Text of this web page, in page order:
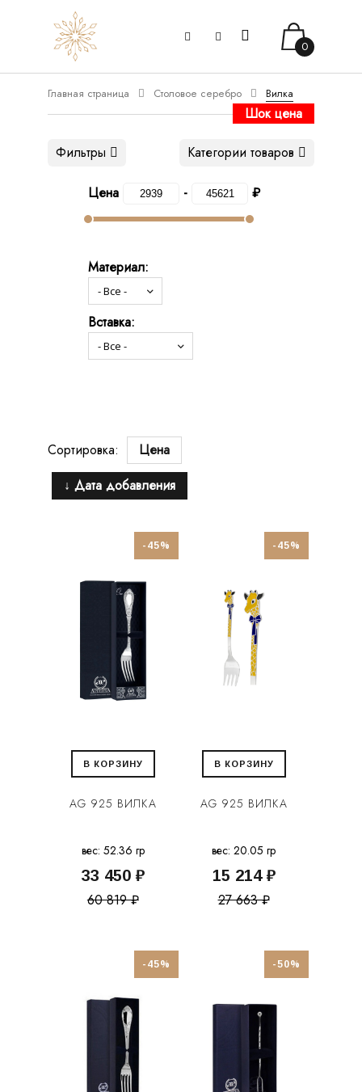
0
Главная страница Столовое серебро Вилка
Шок цена
Категории товаров
Фильтры
Цена - ₽
Материал:
Вставка:
Сортировка:
Цена
↓ Дата добавления
-45%
В КОРЗИНУ
AG 925 ВИЛКА
вес: 52.36 гр
33 450 ₽
60 819 ₽
-45%
В КОРЗИНУ
AG 925 ВИЛКА
вес: 20.05 гр
15 214 ₽
27 663 ₽
-45% -50%